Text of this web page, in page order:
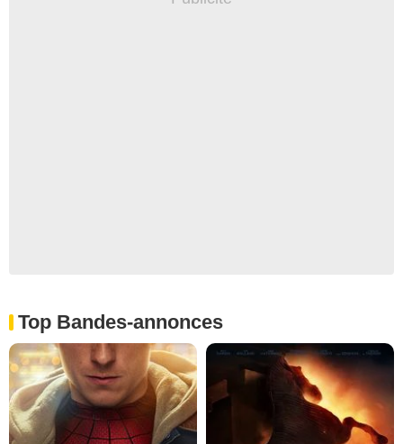
Top Bandes-annonces